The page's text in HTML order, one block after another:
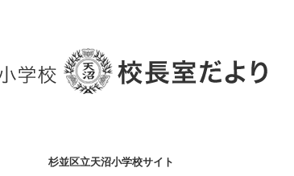
杉並区立天沼小学校サイト